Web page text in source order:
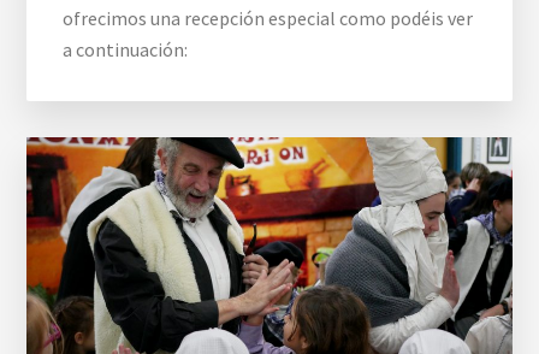
ofrecimos una recepción especial como podéis ver
a continuación: